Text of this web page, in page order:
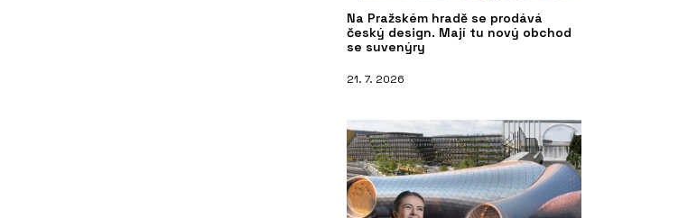
Na Pražském hradě se prodává
český design. Mají tu nový obchod
se suvenýry
21. 7. 2026